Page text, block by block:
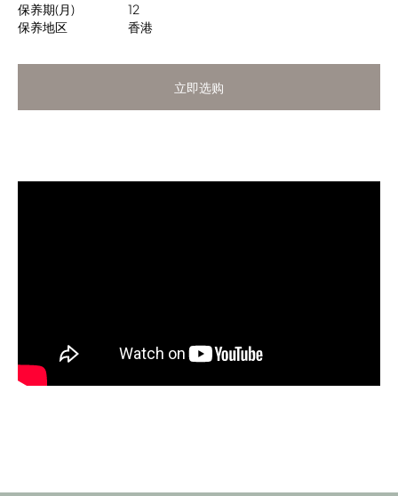
保养期(月)
12
保养地区
香港
立即选购
立即选购